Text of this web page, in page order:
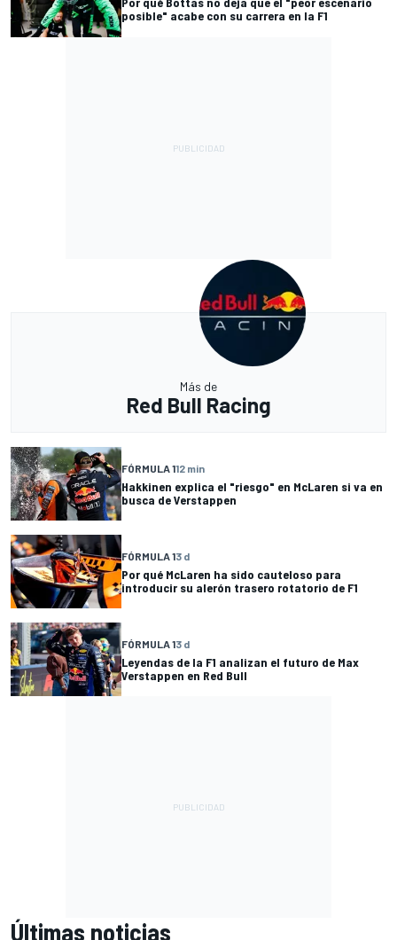
posible" acabe con su carrera en la F1
Más de
Red Bull Racing
FÓRMULA 112 min
Hakkinen explica el "riesgo" en McLaren si va en
busca de Verstappen
FÓRMULA 13 d
Por qué McLaren ha sido cauteloso para
introducir su alerón trasero rotatorio de F1
FÓRMULA 13 d
Leyendas de la F1 analizan el futuro de Max
Verstappen en Red Bull
Últimas noticias